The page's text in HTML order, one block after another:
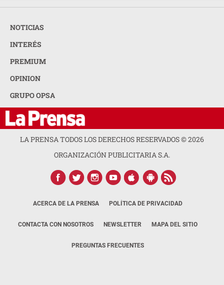
NOTICIAS
INTERÉS
PREMIUM
OPINION
GRUPO OPSA
LA PRENSA TODOS LOS DERECHOS RESERVADOS ©2026
ORGANIZACIÓN PUBLICITARIA S.A.
ACERCA DE LA PRENSA POLÍTICA DE PRIVACIDAD
CONTACTA CON NOSOTROS NEWSLETTER MAPA DEL SITIO
PREGUNTAS FRECUENTES